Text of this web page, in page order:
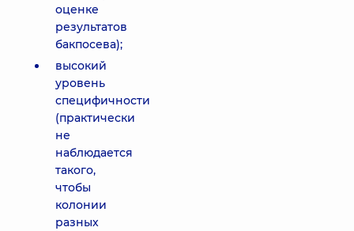
оценке
результатов
бакпосева);
высокий
уровень
специфичности
(практически
не
наблюдается
такого,
чтобы
колонии
разных